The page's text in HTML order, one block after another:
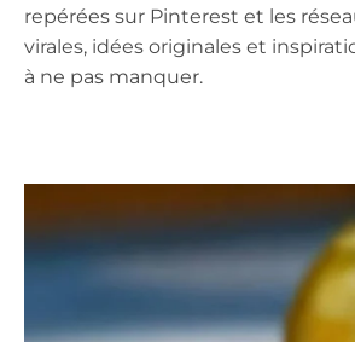
repérées sur Pinterest et les
virales, idées originales et
à ne pas manquer.